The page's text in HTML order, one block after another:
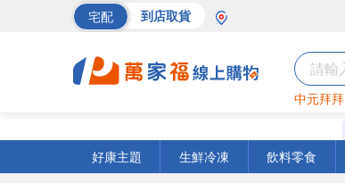
宅配 到店取貨
中元拜拜
好康主題
生鮮冷凍 飲料零食